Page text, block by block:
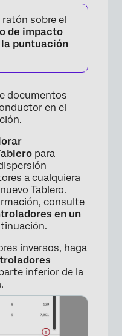
×
ratón sobre el
de impacto
puntuación
documentos
en el
para
a cualquiera
Tablero.
consulte
en un
inversos, haga
inferior de la